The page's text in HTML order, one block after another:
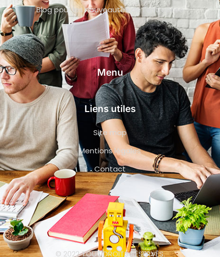
Blog pour les nouveautés de l’entreprise
Menu
Liens utiles
Site map
Mentions légales
Contact
© 2022 TOUT DROITS RÉSERVÉS.